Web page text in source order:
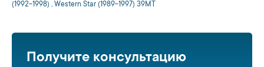
(1992-1998) , Western Star (1989-1997) 39MT
Получите консультацию